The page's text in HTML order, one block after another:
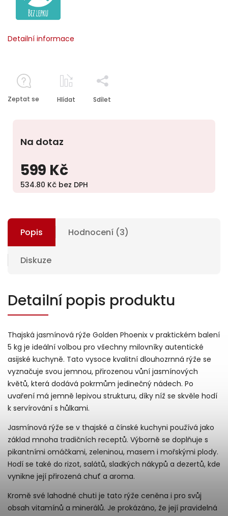
599 Kč
534.80 Kč bez DPH
Na dotaz
Detailní informace
Zeptat se Hlídat Sdílet
Popis Hodnocení (3)
Diskuze
Detailní popis produktu
Thajská jasmínová rýže Golden Phoenix v praktickém balení
5 kg je ideální volbou pro všechny milovníky autentické
asijské kuchyně. Tato vysoce kvalitní dlouhozrnná rýže se
vyznačuje svou jemnou, přirozenou vůní jasmínových
květů, která dodává pokrmům jedinečný nádech. Po
uvaření má jemně lepivou strukturu, díky níž se skvěle hodí
k servírování s hůlkami.
Jasmínová rýže se v thajské a čínské kuchyni používá jako
základ mnoha tradičních receptů. Výborně se doplňuje s
pikantními omáčkami, zeleninou, masem i mořskými plody.
Hodí se také do rizot, salátů, sladkých nákypů a dezertů, kde
vynikne její přirozená chuť a aroma.
Kromě své lahodné chuti je tato rýže ceněna i pro svůj
obsah vitamínů a minerálů. Je prokázáno, že její pravidelná